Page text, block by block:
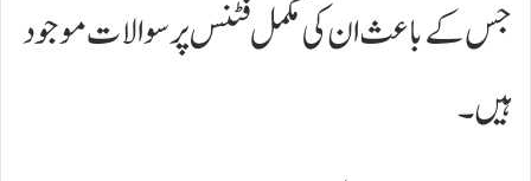
جس کے باعث ان کی مکمل فٹنس پر سوالات موجود
ہیں۔